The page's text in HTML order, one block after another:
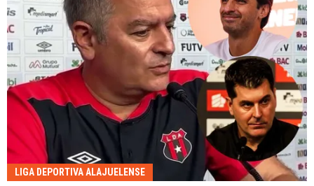
LIGA DEPORTIVA ALAJUELENSE